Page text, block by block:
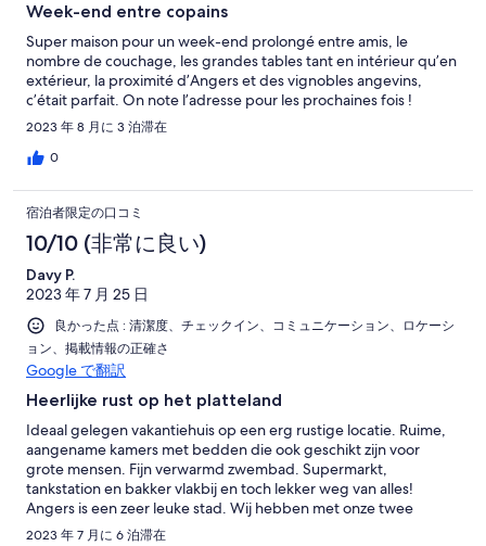
Week-end entre copains
Super maison pour un week-end prolongé entre amis, le
nombre de couchage, les grandes tables tant en intérieur qu’en
extérieur, la proximité d’Angers et des vignobles angevins,
c’était parfait. On note l’adresse pour les prochaines fois !
2023 年 8 月に 3 泊滞在
0
宿泊者限定の口コミ
10/10 (非常に良い)
Davy P.
2023 年 7 月 25 日
良かった点 : 清潔度、チェックイン、コミュニケーション、ロケーシ
ョン、掲載情報の正確さ
Google で翻訳
Heerlijke rust op het platteland
Ideaal gelegen vakantiehuis op een erg rustige locatie. Ruime,
aangename kamers met bedden die ook geschikt zijn voor
grote mensen. Fijn verwarmd zwembad. Supermarkt,
tankstation en bakker vlakbij en toch lekker weg van alles!
Angers is een zeer leuke stad. Wij hebben met onze twee
gezinnen enorm genoten van deze plek. Absolute aanrader!
2023 年 7 月に 6 泊滞在